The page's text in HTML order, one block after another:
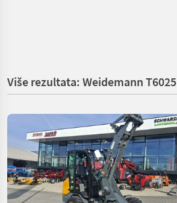
Više rezultata: Weidemann T6025